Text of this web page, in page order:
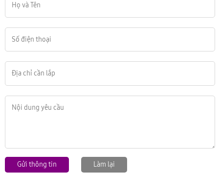
Gửi thông tin Làm lại